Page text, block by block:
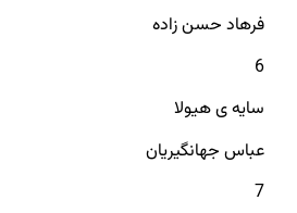
فرهاد حسن زاده
6
سایه ی هیولا
عباس جهانگیریان
7